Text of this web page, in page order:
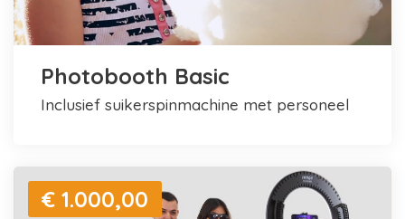
Photobooth Basic
inclusief suikerspinmachine met personeel
€ 1.000,00